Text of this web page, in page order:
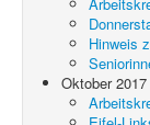
Hinweis
Oktober 2017